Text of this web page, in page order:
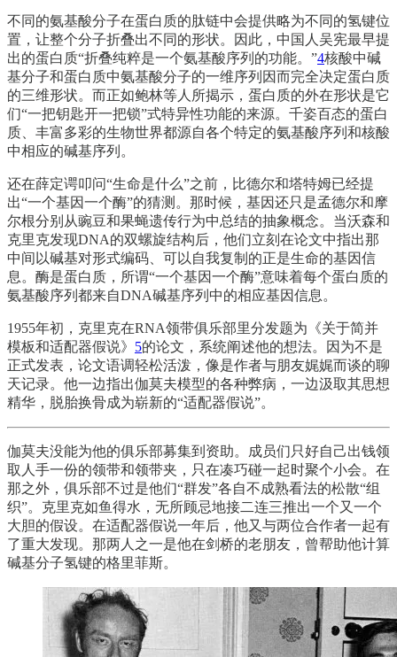
不同的氨基酸分子在蛋白质的肽链中会提供略为不同的氢键位
置，让整个分子折叠出不同的形状。因此，中国人吴宪最早提
出的蛋白质“折叠纯粹是一个氨基酸序列的功能。”4核酸中碱
基分子和蛋白质中氨基酸分子的一维序列因而完全决定蛋白质
的三维形状。而正如鲍林等人所揭示，蛋白质的外在形状是它
们“一把钥匙开一把锁”式特异性功能的来源。千姿百态的蛋白
质、丰富多彩的生物世界都源自各个特定的氨基酸序列和核酸
中相应的碱基序列。
还在薛定谔叩问“生命是什么”之前，比德尔和塔特姆已经提
出“一个基因一个酶”的猜测。那时候，基因还只是孟德尔和摩
尔根分别从豌豆和果蝇遗传行为中总结的抽象概念。当沃森和
克里克发现DNA的双螺旋结构后，他们立刻在论文中指出那
中间以碱基对形式编码、可以自我复制的正是生命的基因信
息。酶是蛋白质，所谓“一个基因一个酶”意味着每个蛋白质的
氨基酸序列都来自DNA碱基序列中的相应基因信息。
1955年初，克里克在RNA领带俱乐部里分发题为《关于简并
模板和适配器假说》 5的论文，系统阐述他的想法。因为不是
正式发表，论文语调轻松活泼，像是作者与朋友娓娓而谈的聊
天记录。他一边指出伽莫夫模型的各种弊病，一边汲取其思想
精华，脱胎换骨成为崭新的“适配器假说”。
伽莫夫没能为他的俱乐部募集到资助。成员们只好自己出钱领
取人手一份的领带和领带夹，只在凑巧碰一起时聚个小会。在
那之外，俱乐部不过是他们“群发”各自不成熟看法的松散“组
织”。克里克如鱼得水，无所顾忌地接二连三推出一个又一个
大胆的假设。在适配器假说一年后，他又与两位合作者一起有
了重大发现。那两人之一是他在剑桥的老朋友，曾帮助他计算
碱基分子氢键的格里菲斯。